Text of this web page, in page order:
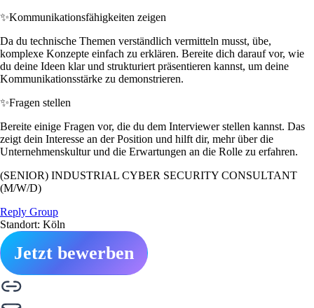
✨Kommunikationsfähigkeiten zeigen
Da du technische Themen verständlich vermitteln musst, übe,
komplexe Konzepte einfach zu erklären. Bereite dich darauf vor, wie
du deine Ideen klar und strukturiert präsentieren kannst, um deine
Kommunikationsstärke zu demonstrieren.
✨Fragen stellen
Bereite einige Fragen vor, die du dem Interviewer stellen kannst. Das
zeigt dein Interesse an der Position und hilft dir, mehr über die
Unternehmenskultur und die Erwartungen an die Rolle zu erfahren.
(SENIOR) INDUSTRIAL CYBER SECURITY CONSULTANT
(M/W/D)
Reply Group
Standort: Köln
Jetzt bewerben